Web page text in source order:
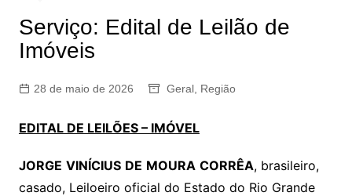
Serviço: Edital de Leilão de
Imóveis
28 de maio de 2026 Geral, Região
EDITAL DE LEILÕES – IMÓVEL
JORGE VINÍCIUS DE MOURA CORRÊA, brasileiro,
casado, Leiloeiro oficial do Estado do Rio Grande